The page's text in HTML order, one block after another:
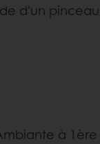
d'un
à 1ère